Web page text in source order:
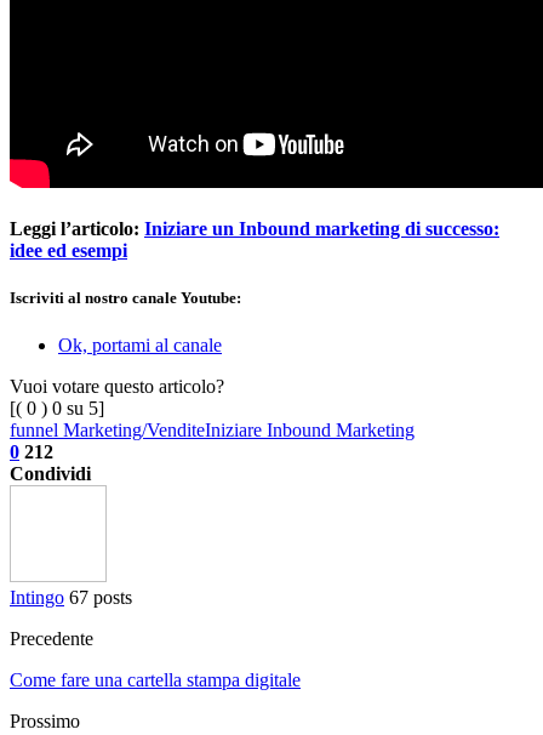
Leggi l’articolo: Iniziare un Inbound marketing di successo:
idee ed esempi
Iscriviti al nostro canale Youtube:
Ok, portami al canale
Vuoi votare questo articolo?
[( 0 ) 0 su 5]
funnel Marketing/VenditeIniziare Inbound Marketing
0 212
Condividi
Intingo 67 posts
Precedente
Come fare una cartella stampa digitale
Prossimo